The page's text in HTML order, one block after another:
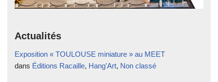
Actualités
Exposition « TOULOUSE miniature » au MEET
dans Éditions Racaille, Hang'Art, Non classé